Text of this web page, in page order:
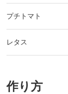
プチトマト
レタス
作り方